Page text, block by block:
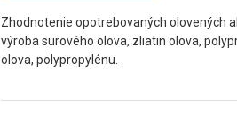
Zhodnotenie opotrebovaných olovených
výroba surového olova, zliatin olova,
olova, polypropylénu.